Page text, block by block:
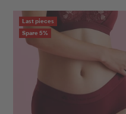
Last pieces
Spare 5%